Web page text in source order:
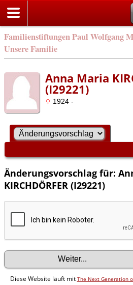
Familienstiftungen Paul Wolfgang
Unsere Familie
Anna Maria
(I29221)
1924 -
Änderungsvorschlag für:
KIRCHDÖRFER (I29221)
Diese Website läuft mit The Next Generation